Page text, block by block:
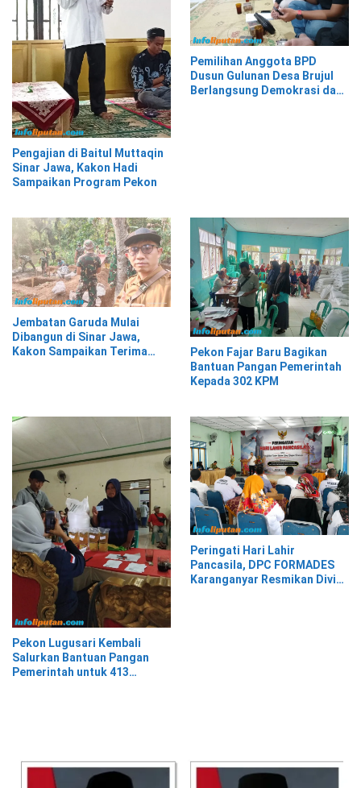
Pengajian di Baitul Muttaqin
Sinar Jawa, Kakon Hadi
Sampaikan Program Pekon
Pemilihan Anggota BPD
Dusun Gulunan Desa Brujul
Berlangsung Demokrasi dan
Jembatan Garuda Mulai
Dibangun di Sinar Jawa,
Kakon Sampaikan Terima
Pekon Fajar Baru Bagikan
Bantuan Pangan Pemerintah
Kepada 302 KPM
Pekon Lugusari Kembali
Salurkan Bantuan Pangan
Pemerintah untuk 413
Peringati Hari Lahir
Pancasila, DPC FORMADES
Karanganyar Resmikan Divisi